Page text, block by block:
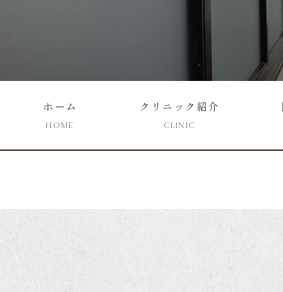
ホーム
HOME
クリニック紹介
CLINIC